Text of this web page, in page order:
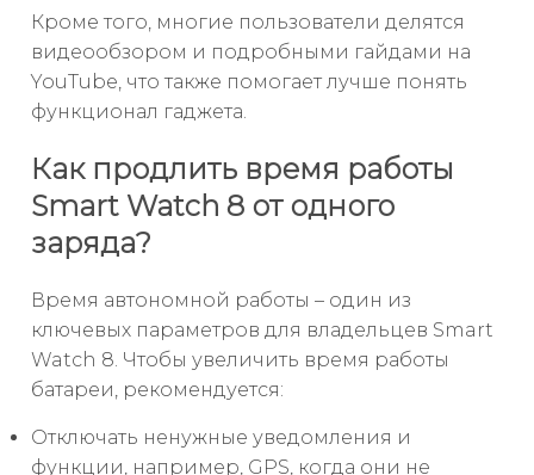
Кроме того, многие пользователи делятся
видеообзором и подробными гайдами на
YouTube, что также помогает лучше понять
функционал гаджета.
Как продлить время работы
Smart Watch 8 от одного
заряда?
Время автономной работы – один из
ключевых параметров для владельцев Smart
Watch 8. Чтобы увеличить время работы
батареи, рекомендуется:
Отключать ненужные уведомления и
функции, например, GPS, когда они не